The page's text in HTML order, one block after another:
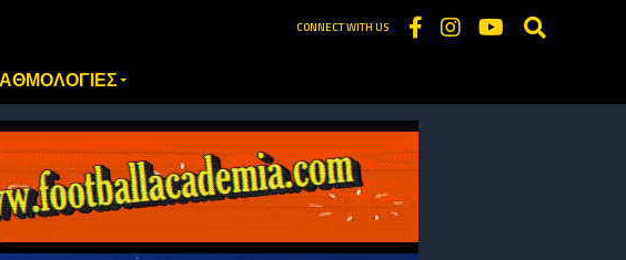
CONNECT WITH US